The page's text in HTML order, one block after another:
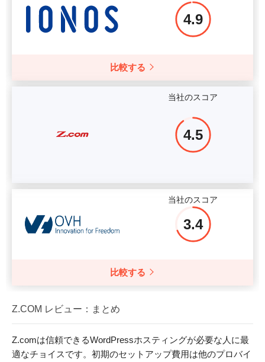
4.9
比較する
当社のスコア
4.5
当社のスコア
3.4
比較する
Z.COM レビュー：まとめ
Z.comは信頼できるWordPressホスティングが必要な人に最
適なチョイスです。初期のセットアップ費用は他のプロバイ